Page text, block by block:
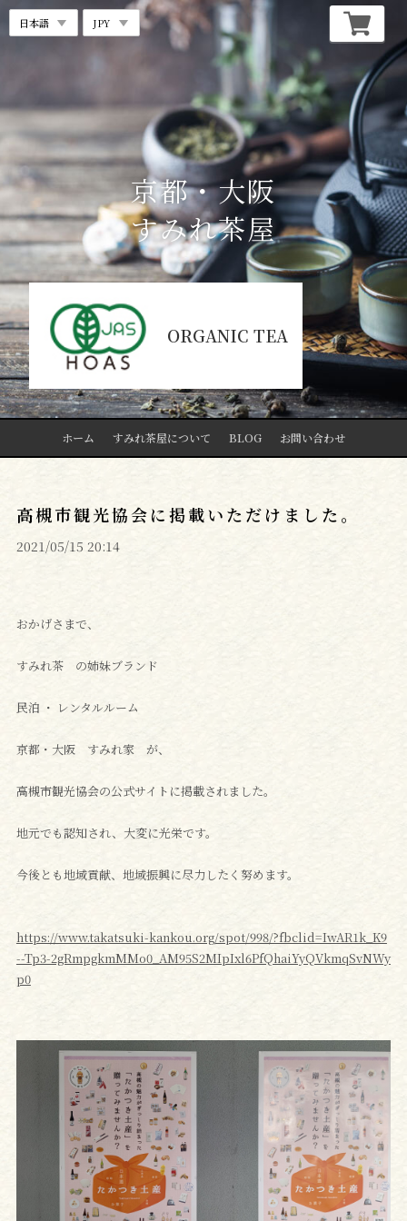
ORGANIC TEA
京都・大阪
すみれ茶屋
ホーム すみれ茶屋について BLOG お問い合わせ
高槻市観光協会に掲載いただけました。
2021/05/15 20:14
おかげさまで、
すみれ茶 の姉妹ブランド
民泊 ・ レンタルルーム
京都・大阪 すみれ家 が、
高槻市観光協会の公式サイトに掲載されました。
地元でも認知され、大変に光栄です。
今後とも地域貢献、地域振興に尽力したく努めます。
https://www.takatsuki-kankou.org/spot/998/?fbclid=IwAR1k_K9
--Tp3-2gRmpgkmMMo0_AM95S2MIpIxl6PfQhaiYyQVkmqSvNWy
p0